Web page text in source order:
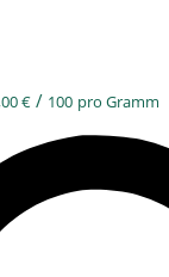
€ / 100 pro Gramm